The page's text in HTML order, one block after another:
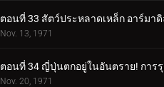
ตอนที่ 33 สัตว์ประหลาดเหล็ก อาร์มาดิ
Nov. 13, 1971
ตอนที่ 34 ญี่ปุ่นตกอยู่ในอันตราย! การ
Nov. 20, 1971